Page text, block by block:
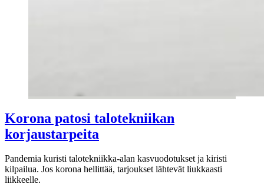
Korona patosi talotekniikan
korjaustarpeita
Pandemia kuristi talotekniikka-alan kasvuodotukset ja kiristi
kilpailua. Jos korona hellittää, tarjoukset lähtevät liukkaasti
liikkeelle.